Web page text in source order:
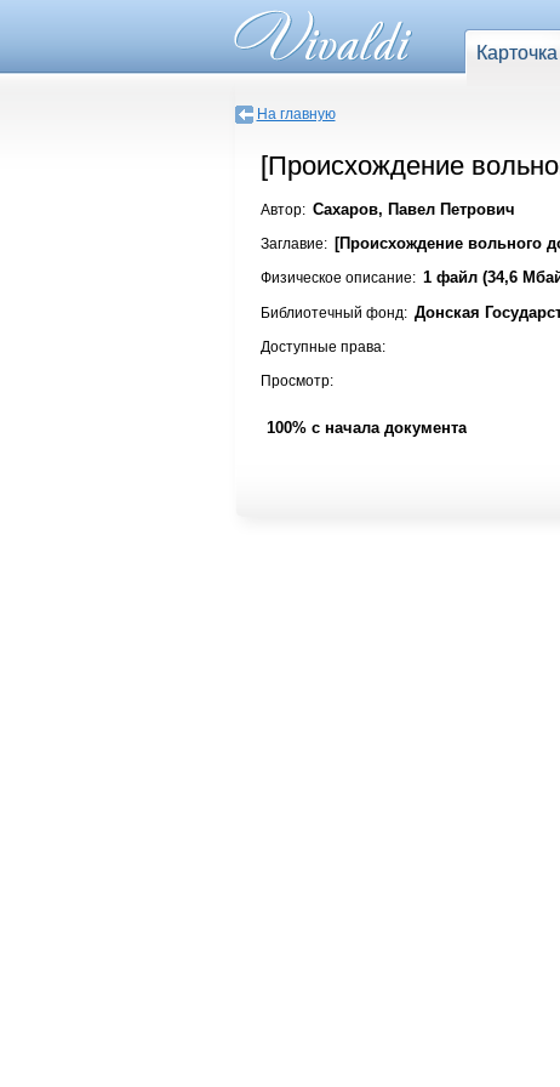
Карточка
На главную
[Происхождение
Автор: Сахаров, Павел Петрович
Заглавие: [Происхождение вольного
Физическое описание: 1 файл (34,6
Библиотечный фонд: Донская
Доступные права:
Просмотр:
100% с начала документа